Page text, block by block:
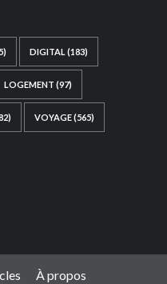
DIGITAL (183)
LOGEMENT (97)
VOYAGE(565)
À propos